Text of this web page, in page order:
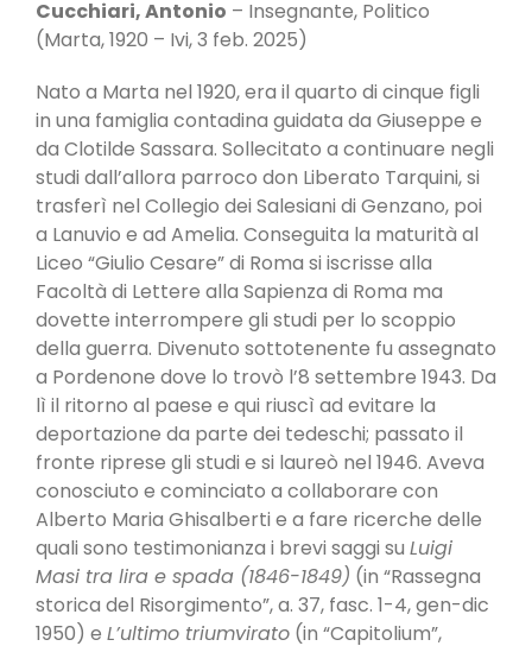
Cucchiari, Antonio – Insegnante, Politico
(Marta, 1920 – Ivi, 3 feb. 2025)
Nato a Marta nel 1920, era il quarto di cinque figli
in una famiglia contadina guidata da Giuseppe e
da Clotilde Sassara. Sollecitato a continuare negli
studi dall’allora parroco don Liberato Tarquini, si
trasferì nel Collegio dei Salesiani di Genzano, poi
a Lanuvio e ad Amelia. Conseguita la maturità al
Liceo “Giulio Cesare” di Roma si iscrisse alla
Facoltà di Lettere alla Sapienza di Roma ma
dovette interrompere gli studi per lo scoppio
della guerra. Divenuto sottotenente fu assegnato
a Pordenone dove lo trovò l’8 settembre 1943. Da
lì il ritorno al paese e qui riuscì ad evitare la
deportazione da parte dei tedeschi; passato il
fronte riprese gli studi e si laureò nel 1946. Aveva
conosciuto e cominciato a collaborare con
Alberto Maria Ghisalberti e a fare ricerche delle
quali sono testimonianza i brevi saggi su Luigi
Masi tra lira e spada (1846-1849) (in “Rassegna
storica del Risorgimento”, a. 37, fasc. 1-4, gen-dic
1950) e L’ultimo triumvirato (in “Capitolium”,